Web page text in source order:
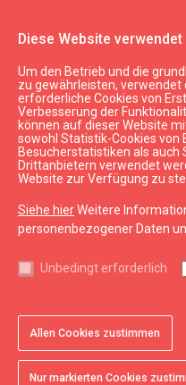
Diese Website verwendet
Um den Betrieb und die
zu gewährleisten, verwendet
erforderliche Cookies von
Verbesserung der
können auf dieser Website
sowohl Statistik-Cookies von
Besucherstatistiken als auch
Drittanbietern verwendet
Website zur Verfügung zu
Siehe hierWeitere
personenbezogener Daten
Unbedingt erforderlich
Allen Cookies zustimmen
Nur markierten Cookies
Sehen & Tun Führungen
Fußtour "Treffen wir
Rosenplatz!"